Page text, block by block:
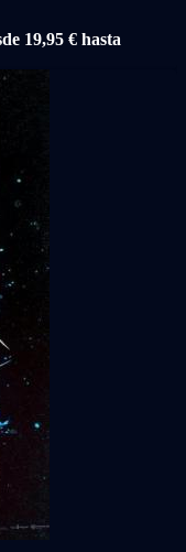
19,95 € hasta